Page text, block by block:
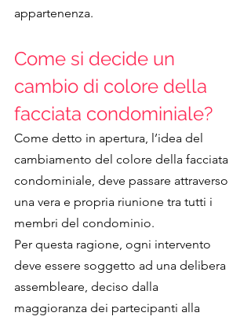
appartenenza.
Come si decide un
cambio di colore della
facciata condominiale?
Come detto in apertura, l’idea del
cambiamento del colore della facciata
condominiale, deve passare attraverso
una vera e propria riunione tra tutti i
membri del condominio.
Per questa ragione, ogni intervento
deve essere soggetto ad una delibera
assembleare, deciso dalla
maggioranza dei partecipanti alla